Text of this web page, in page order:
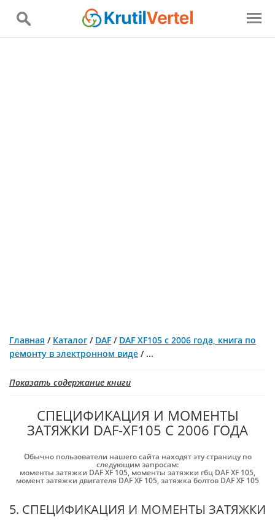
Главная / Каталог / DAF / DAF XF105 с 2006 года, книга по
ремонту в электронном виде / ...
Показать содержание книги
СПЕЦИФИКАЦИЯ И МОМЕНТЫ
ЗАТЯЖКИ DAF-XF105 С 2006 ГОДА
Обычно пользователи нашего сайта находят эту страницу по
следующим запросам:
моменты затяжки DAF XF 105, моменты затяжки гбц DAF XF 105,
момент затяжки двигателя DAF XF 105,затяжка болтов DAF XF 105
5. СПЕЦИФИКАЦИЯ И МОМЕНТЫ ЗАТЯЖКИ